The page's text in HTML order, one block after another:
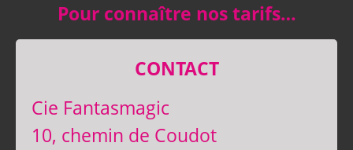
Pour connaître nos tarifs…
CONTACT
Cie Fantasmagic
10, chemin de Coudot